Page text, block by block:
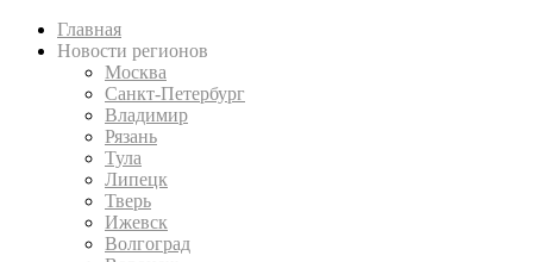
Главная
Новости регионов
Москва
Санкт-Петербург
Владимир
Рязань
Тула
Липецк
Тверь
Ижевск
Волгоград